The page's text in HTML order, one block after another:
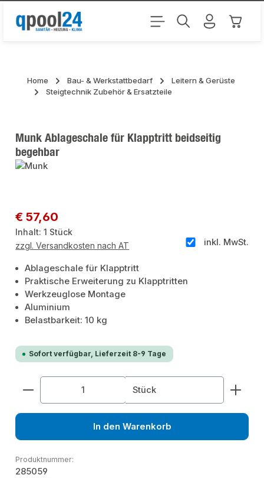
Zum Hauptinhalt springen
Home Bau- & Werkstattbedarf
Leitern & Gerüste
Steigtechnik Zubehör & Ersatzteile
Munk Ablageschale für Klapptritt beidseitig
begehbar
Regulärer Preis:
€ 57,60
Inhalt:1 Stück
inkl. MwSt.
zzgl. Versandkosten nach AT
Ablageschale für Klapptritt
Praktische Erweiterung zu Klapptritten
Werkzeuglose Montage
Aluminium
Belastbarkeit: 10 kg
Sofort verfügbar, Lieferzeit 8-9 Tage
Produkt Anzahl: Gib den gewünschten Wert
Stück
In den Warenkorb
Produktnummer:
285059